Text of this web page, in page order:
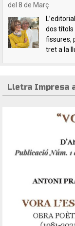
del 8 de Març
dos títols
fissures,
tret a la
Lletra Impresa